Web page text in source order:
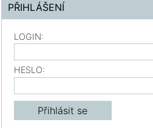
PŘIHLÁŠENÍ
LOGIN:
HESLO: